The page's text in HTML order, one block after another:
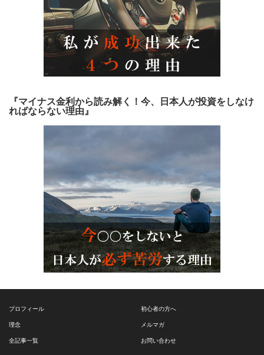
『マイナス金利から読み解く！今、日本人が投資をしなけ
ればならない理由』
プロフィール 初心者の方へ
理念 メルマガ
全記事一覧 お問い合わせ